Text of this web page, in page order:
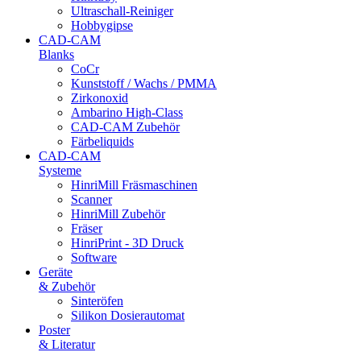
Ultraschall-Reiniger
Hobbygipse
CAD-CAM
Blanks
CoCr
Kunststoff / Wachs / PMMA
Zirkonoxid
Ambarino High-Class
CAD-CAM Zubehör
Färbeliquids
CAD-CAM
Systeme
HinriMill Fräsmaschinen
Scanner
HinriMill Zubehör
Fräser
HinriPrint - 3D Druck
Software
Geräte
& Zubehör
Sinteröfen
Silikon Dosierautomat
Poster
& Literatur